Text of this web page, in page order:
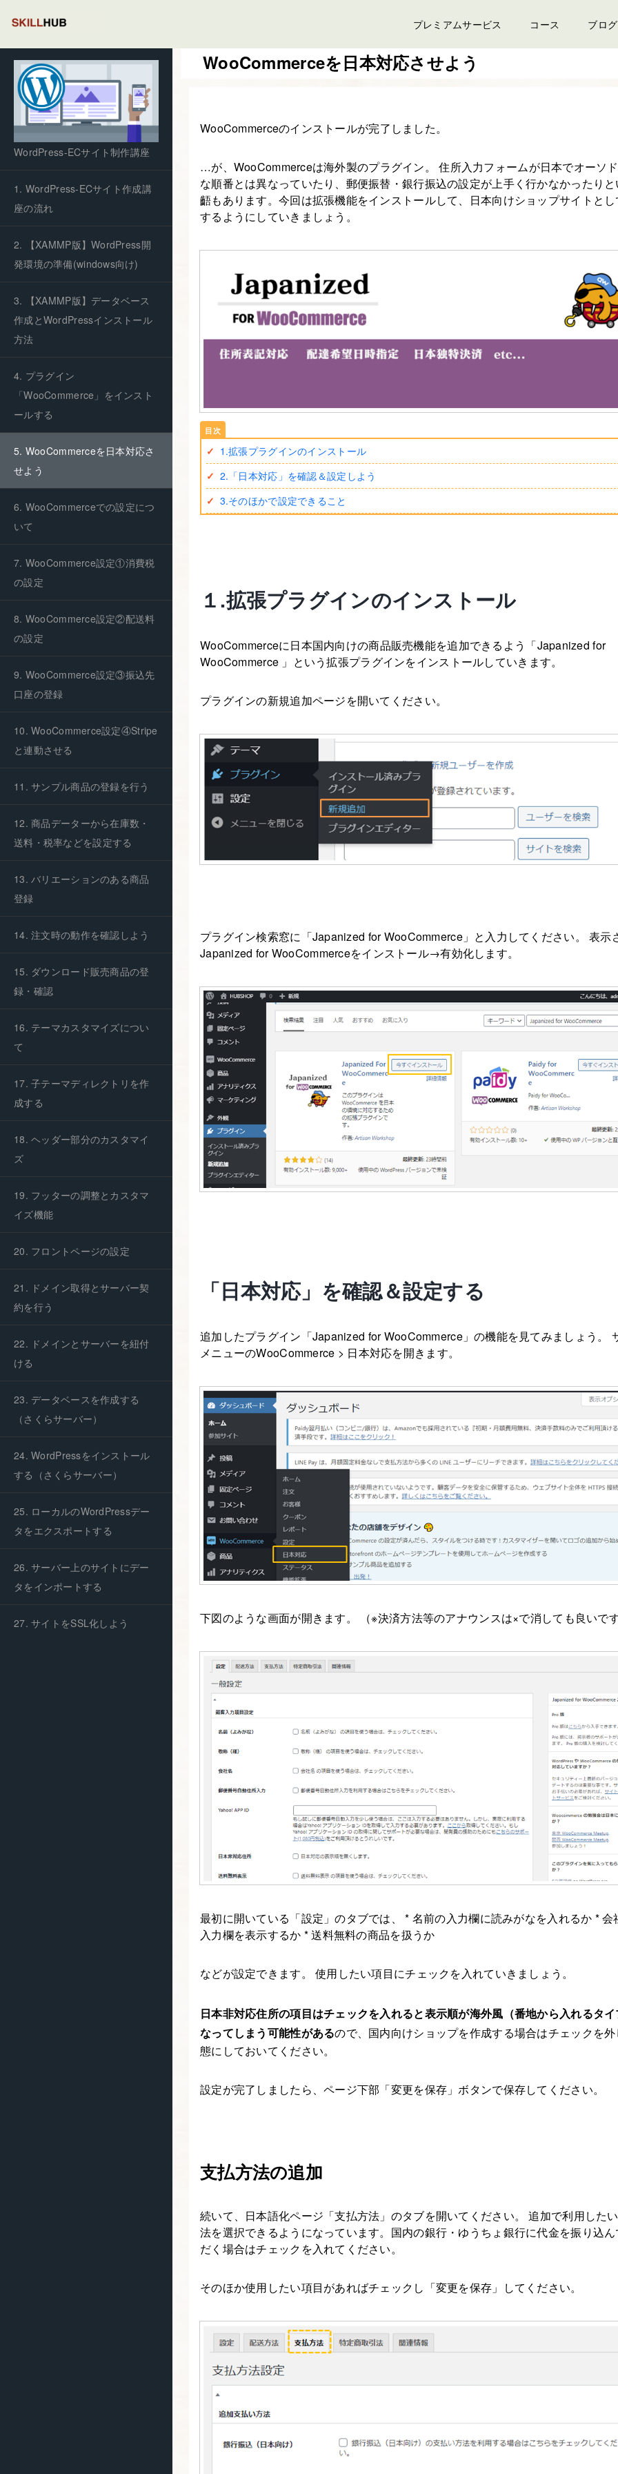
プレミアムサービス コース ブログ
WordPress-ECサイト制作講座
1. WordPress-ECサイト作成講
座の流れ
2. 【XAMMP版】WordPress開
発環境の準備(windows向け)
3. 【XAMMP版】データベース
作成とWordPressインストール
方法
4. プラグイン
「WooCommerce」をインスト
ールする
5. WooCommerceを日本対応さ
せよう
6. WooCommerceでの設定につ
いて
7. WooCommerce設定①消費税
の設定
8. WooCommerce設定②配送料
の設定
9. WooCommerce設定③振込先
口座の登録
10. WooCommerce設定④Stripe
と連動させる
11. サンプル商品の登録を行う
12. 商品データーから在庫数・
送料・税率などを設定する
13. バリエーションのある商品
登録
14. 注文時の動作を確認しよう
15. ダウンロード販売商品の登
録・確認
16. テーマカスタマイズについ
て
17. 子テーマディレクトリを作
成する
18. ヘッダー部分のカスタマイ
ズ
19. フッターの調整とカスタマ
イズ機能
20. フロントページの設定
21. ドメイン取得とサーバー契
約を行う
22. ドメインとサーバーを紐付
ける
23. データベースを作成する
（さくらサーバー）
24. WordPressをインストール
する（さくらサーバー）
25. ローカルのWordPressデー
タをエクスポートする
26. サーバー上のサイトにデー
タをインポートする
27. サイトをSSL化しよう
WooCommerceを日本対応させよう
WooCommerceのインストールが完了しました。
…が、WooCommerceは海外製のプラグイン。 住所入力フォームが日本でオーソ
な順番とは異なっていたり、郵便振替・銀行振込の設定が上手く行かなかったり
齬もあります。今回は拡張機能をインストールして、日本向けショップサイトと
するようにしていきましょう。
1.拡張プラグインのインストール
2.「日本対応」を確認＆設定しよう
3.そのほかで設定できること
１.拡張プラグインのインストール
WooCommerceに日本国内向けの商品販売機能を追加できるよう「Japanized for
WooCommerce 」という拡張プラグインをインストールしていきます。
プラグインの新規追加ページを開いてください。
プラグイン検索窓に「Japanized for WooCommerce」と入力してください。 表示
Japanized for WooCommerceをインストール→有効化します。
「日本対応」を確認＆設定する
追加したプラグイン「Japanized for WooCommerce」の機能を見てみましょう。
メニューのWooCommerce > 日本対応を開きます。
下図のような画面が開きます。 （※決済方法等のアナウンスは×で消しても良いで
最初に開いている「設定」のタブでは、 * 名前の入力欄に読みがなを入れるか * 会
入力欄を表示するか * 送料無料の商品を扱うか
などが設定できます。 使用したい項目にチェックを入れていきましょう。
日本非対応住所の項目はチェックを入れると表示順が海外風（番地から入れるタ
なってしまう可能性があるので、国内向けショップを作成する場合はチェックを
態にしておいてください。
設定が完了しましたら、ページ下部「変更を保存」ボタンで保存してください。
支払方法の追加
続いて、日本語化ページ「支払方法」のタブを開いてください。 追加で利用した
法を選択できるようになっています。国内の銀行・ゆうちょ銀行に代金を振り込
だく場合はチェックを入れてください。
そのほか使用したい項目があればチェックし「変更を保存」してください。